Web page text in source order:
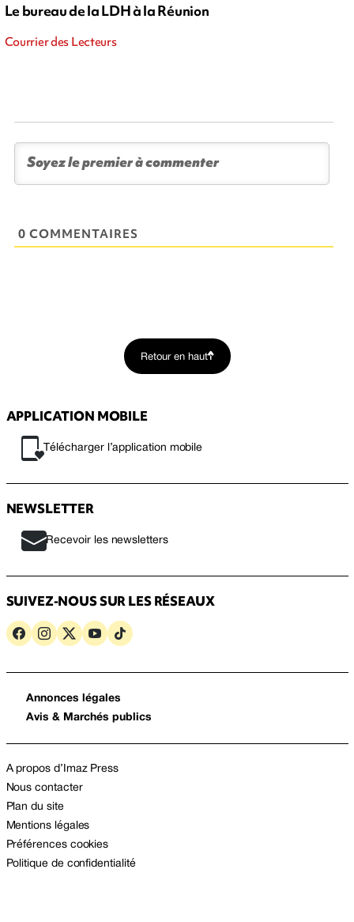
Le bureau de la LDH à la Réunion
Courrier des Lecteurs
0 COMMENTAIRES
Retour en haut
APPLICATION MOBILE
Télécharger l’application mobile
NEWSLETTER
Recevoir les newsletters
SUIVEZ-NOUS SUR LES RÉSEAUX
Annonces légales
Avis & Marchés publics
A propos d’Imaz Press
Nous contacter
Plan du site
Mentions légales
Préférences cookies
Politique de confidentialité